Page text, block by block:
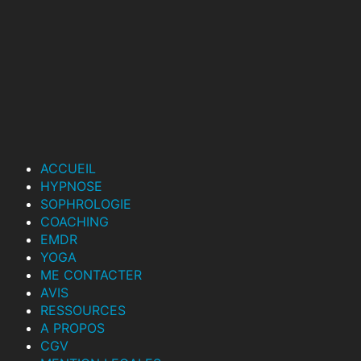
ACCUEIL
HYPNOSE
SOPHROLOGIE
COACHING
EMDR
YOGA
ME CONTACTER
AVIS
RESSOURCES
A PROPOS
CGV